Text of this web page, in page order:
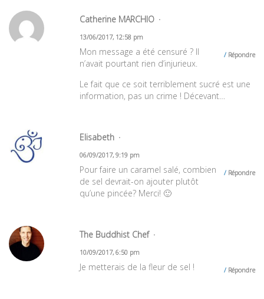
Catherine MARCHIO
13/06/2017, 12:58 pm
Répondre
Mon message a été censuré ? Il
n’avait pourtant rien d’injurieux.
Le fait que ce soit terriblement sucré est une
information, pas un crime ! Décevant…
Elisabeth
06/09/2017, 9:19 pm
Répondre
Pour faire un caramel salé, combien
de sel devrait-on ajouter plutôt
qu’une pincée? Merci! 🙂
The Buddhist Chef
10/09/2017, 6:50 pm
Répondre
Je metterais de la fleur de sel !